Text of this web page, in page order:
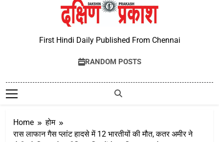
First Hindi Daily Published From Chennai
RANDOM POSTS
Home
होम
रास लाफान गैस प्लांट हादसे में 12 भारतीयों की मौत, कतर अमीर ने